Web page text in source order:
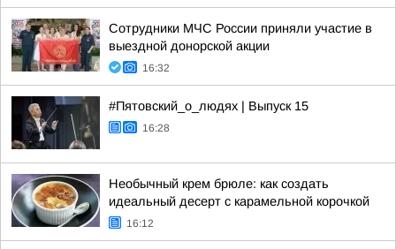
Сотрудники МЧС России приняли участие в
выездной донорской акции
16:32
#Пятовский_о_людях | Выпуск 15
16:28
Необычный крем брюле: как создать
идеальный десерт с карамельной корочкой
16:12